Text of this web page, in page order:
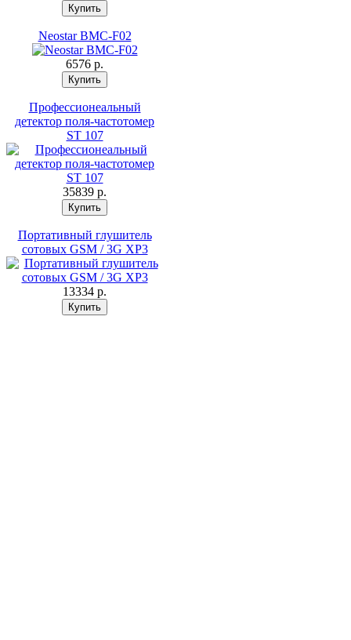
Neostar BMC-F02
6576 p.
Профессионеальный
детектор поля-частотомер
ST 107
35839 p.
Портативный глушитель
сотовых GSM / 3G XP3
13334 p.